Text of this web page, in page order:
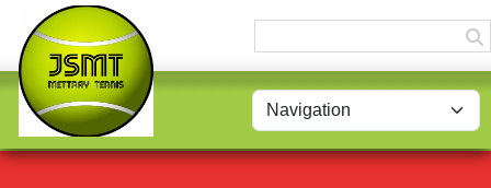
Panneau de gestion des cookies